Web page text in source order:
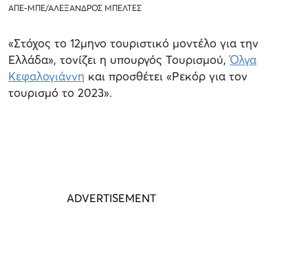
ΑΠΕ-ΜΠΕ/ΑΛΕΞΑΝΔΡΟΣ ΜΠΕΛΤΕΣ
«Στόχος το 12μηνο τουριστικό μοντέλο για την
Ελλάδα», τονίζει η υπουργός Τουρισμού,Όλγα
Κεφαλογιάννη και προσθέτει «Ρεκόρ για τον
τουρισμό το 2023».